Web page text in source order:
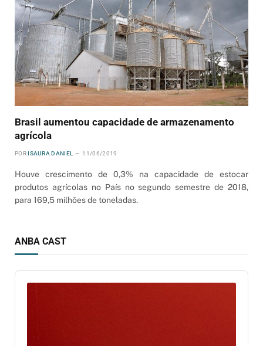
Brasil aumentou capacidade de armazenamento
agrícola
POR ISAURA DANIEL 11/06/2019
Houve crescimento de 0,3% na capacidade de estocar
produtos agrícolas no País no segundo semestre de 2018,
para 169,5 milhões de toneladas.
ANBA CAST
Audio
Player